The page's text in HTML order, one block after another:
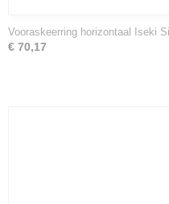
Vooraskeerring horizontaal Iseki
€ 70,17